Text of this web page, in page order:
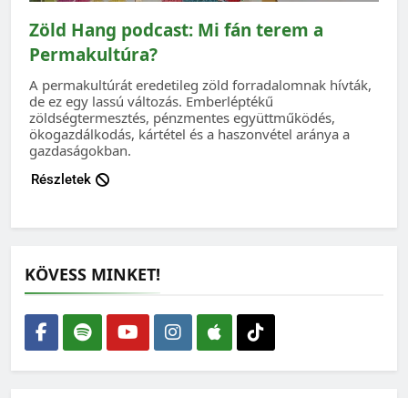
Zöld Hang podcast: Mi fán terem a
Permakultúra?
A permakultúrát eredetileg zöld forradalomnak hívták,
de ez egy lassú változás. Emberléptékű
zöldségtermesztés, pénzmentes együttműködés,
ökogazdálkodás, kártétel és a haszonvétel aránya a
gazdaságokban.
Részletek
KÖVESS MINKET!